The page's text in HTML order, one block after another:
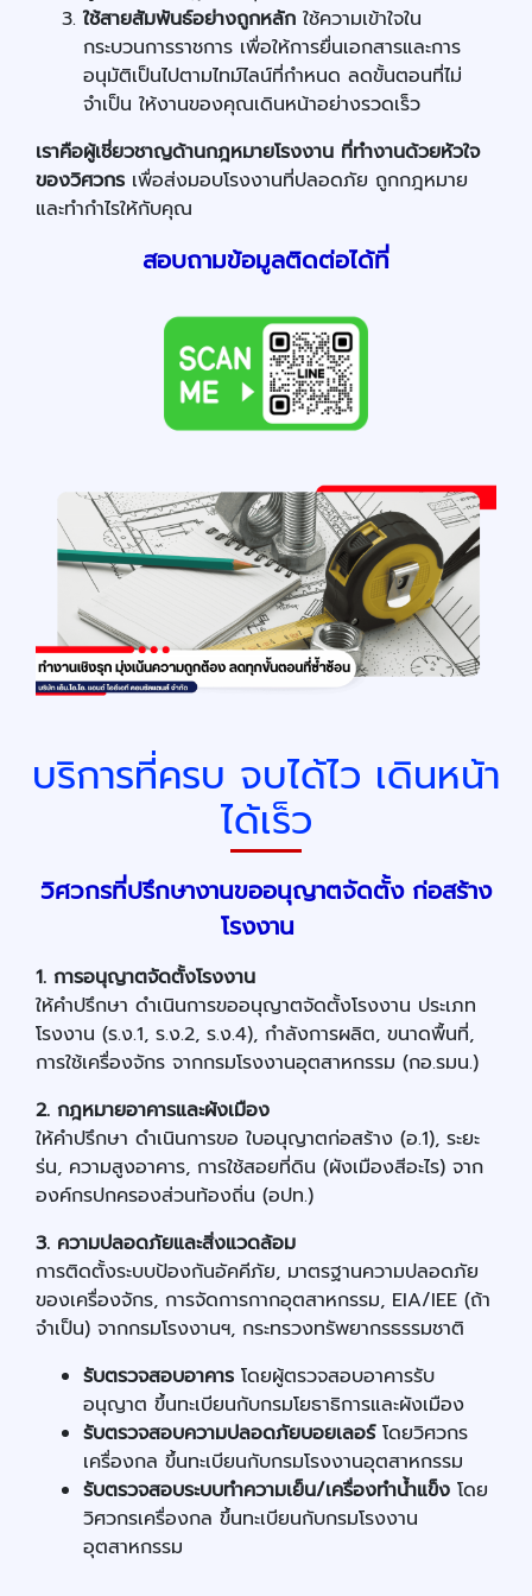
ใช้สายสัมพันธ์อย่างถูกหลัก ใช้ความเข้าใจใน
กระบวนการราชการ เพื่อให้การยื่นเอกสารและการ
อนุมัติเป็นไปตามไทม์ไลน์ที่กำหนด ลดขั้นตอนที่ไม่
จำเป็น ให้งานของคุณเดินหน้าอย่างรวดเร็ว
เราคือผู้เชี่ยวชาญด้านกฎหมายโรงงาน ที่ทำงานด้วยหัวใจ
ของวิศวกร เพื่อส่งมอบโรงงานที่ปลอดภัย ถูกกฎหมาย
และทำกำไรให้กับคุณ
สอบถามข้อมูลติดต่อได้ที่
บริการที่ครบ จบได้ไว เดินหน้า
ได้เร็ว
วิศวกรที่ปรึกษางานขออนุญาตจัดตั้ง ก่อสร้าง
โรงงาน
1. การอนุญาตจัดตั้งโรงงาน
ให้คำปรึกษา ดำเนินการขออนุญาตจัดตั้งโรงงาน ประเภท
โรงงาน (ร.ง.1, ร.ง.2, ร.ง.4), กำลังการผลิต, ขนาดพื้นที่,
การใช้เครื่องจักร จากกรมโรงงานอุตสาหกรรม (กอ.รมน.)
2. กฎหมายอาคารและผังเมือง
ให้คำปรึกษา ดำเนินการขอ ใบอนุญาตก่อสร้าง (อ.1), ระยะ
ร่น, ความสูงอาคาร, การใช้สอยที่ดิน (ผังเมืองสีอะไร) จาก
องค์กรปกครองส่วนท้องถิ่น (อปท.)
3. ความปลอดภัยและสิ่งแวดล้อม
การติดตั้งระบบป้องกันอัคคีภัย, มาตรฐานความปลอดภัย
ของเครื่องจักร, การจัดการกากอุตสาหกรรม, EIA/IEE (ถ้า
จำเป็น) จากกรมโรงงานฯ, กระทรวงทรัพยากรธรรมชาติ
รับตรวจสอบอาคาร โดยผู้ตรวจสอบอาคารรับ
อนุญาต ขึ้นทะเบียนกับกรมโยธาธิการและผังเมือง
รับตรวจสอบความปลอดภัยบอยเลอร์โดยวิศวกร
เครื่องกล ขึ้นทะเบียนกับกรมโรงงานอุตสาหกรรม
รับตรวจสอบระบบทำความเย็น/เครื่องทำน้ำแข็ง โดย
วิศวกรเครื่องกล ขึ้นทะเบียนกับกรมโรงงาน
อุตสาหกรรม